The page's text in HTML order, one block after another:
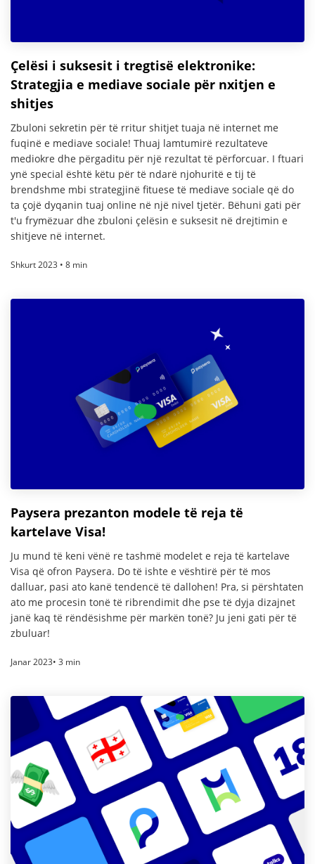
Çelësi i suksesit i tregtisë elektronike:
Strategjia e mediave sociale për nxitjen e
shitjes
Zbuloni sekretin për të rritur shitjet tuaja në internet me
fuqinë e mediave sociale! Thuaj lamtumirë rezultateve
mediokre dhe përgaditu për një rezultat të përforcuar. I ftuari
ynë special është këtu për të ndarë njohuritë e tij të
brendshme mbi strategjinë fituese të mediave sociale që do
ta çojë dyqanin tuaj online në një nivel tjetër. Bëhuni gati për
t'u frymëzuar dhe zbuloni çelësin e suksesit në drejtimin e
shitjeve në internet.
Shkurt 2023 • 8 min
Paysera prezanton modele të reja të
kartelave Visa!
Ju mund të keni vënë re tashmë modelet e reja të kartelave
Visa që ofron Paysera. Do të ishte e vështirë për të mos
dalluar, pasi ato kanë tendencë të dallohen! Pra, si përshtaten
ato me procesin tonë të ribrendimit dhe pse të dyja dizajnet
janë kaq të rëndësishme për markën tonë? Ju jeni gati për të
zbuluar!
Janar 2023• 3 min